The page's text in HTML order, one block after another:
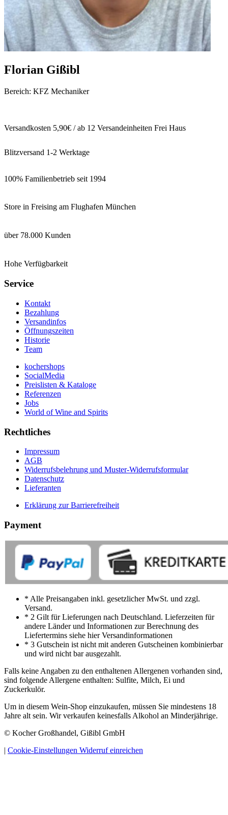
Florian Gißibl
Bereich: KFZ Mechaniker
Versandkosten 5,90€ / ab 12 Versandeinheiten Frei Haus
Blitzversand 1-2 Werktage
100% Familienbetrieb seit 1994
Store in Freising am Flughafen München
über 78.000 Kunden
Hohe Verfügbarkeit
Service
Kontakt
Bezahlung
Versandinfos
Öffnungszeiten
Historie
Team
kochershops
SocialMedia
Preislisten & Kataloge
Referenzen
Jobs
World of Wine and Spirits
Rechtliches
Impressum
AGB
Widerrufsbelehrung und Muster-Widerrufsformular
Datenschutz
Lieferanten
Erklärung zur Barrierefreiheit
Payment
* Alle Preisangaben inkl. gesetzlicher MwSt. und zzgl.
Versand.
* 2 Gilt für Lieferungen nach Deutschland. Lieferzeiten für
andere Länder und Informationen zur Berechnung des
Liefertermins siehe hier Versandinformationen
* 3 Gutschein ist nicht mit anderen Gutscheinen kombinierbar
und wird nicht bar ausgezahlt.
Falls keine Angaben zu den enthaltenen Allergenen vorhanden sind,
sind folgende Allergene enthalten: Sulfite, Milch, Ei und
Zuckerkulör.
Um in diesem Wein-Shop einzukaufen, müssen Sie mindestens 18
Jahre alt sein. Wir verkaufen keinesfalls Alkohol an Minderjährige.
© Kocher Großhandel, Gißibl GmbH
| Cookie-Einstellungen Widerruf einreichen